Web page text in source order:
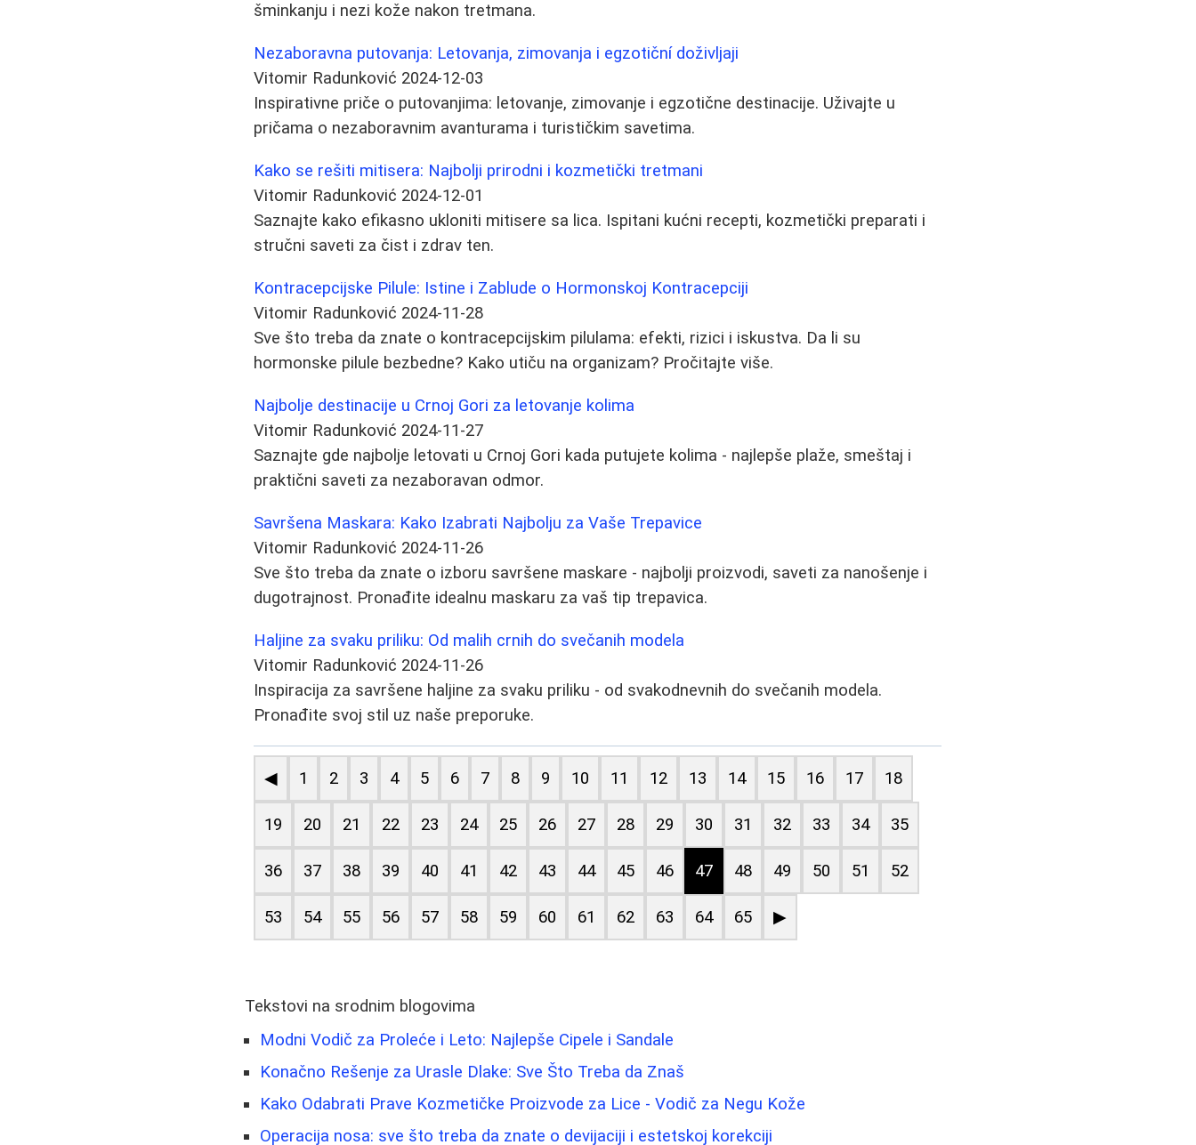
šminkanju i nezi kože nakon tretmana.
Nezaboravna putovanja: Letovanja, zimovanja i egzotiční doživljaji
Vitomir Radunković 2024-12-03
Inspirativne priče o putovanjima: letovanje, zimovanje i egzotične destinacije. Uživajte u
pričama o nezaboravnim avanturama i turističkim savetima.
Kako se rešiti mitisera: Najbolji prirodni i kozmetički tretmani
Vitomir Radunković 2024-12-01
Saznajte kako efikasno ukloniti mitisere sa lica. Ispitani kućni recepti, kozmetički preparati i
stručni saveti za čist i zdrav ten.
Kontracepcijske Pilule: Istine i Zablude o Hormonskoj Kontracepciji
Vitomir Radunković 2024-11-28
Sve što treba da znate o kontracepcijskim pilulama: efekti, rizici i iskustva. Da li su
hormonske pilule bezbedne? Kako utiču na organizam? Pročitajte više.
Najbolje destinacije u Crnoj Gori za letovanje kolima
Vitomir Radunković 2024-11-27
Saznajte gde najbolje letovati u Crnoj Gori kada putujete kolima - najlepše plaže, smeštaj i
praktični saveti za nezaboravan odmor.
Savršena Maskara: Kako Izabrati Najbolju za Vaše Trepavice
Vitomir Radunković 2024-11-26
Sve što treba da znate o izboru savršene maskare - najbolji proizvodi, saveti za nanošenje i
dugotrajnost. Pronađite idealnu maskaru za vaš tip trepavica.
Haljine za svaku priliku: Od malih crnih do svečanih modela
Vitomir Radunković 2024-11-26
Inspiracija za savršene haljine za svaku priliku - od svakodnevnih do svečanih modela.
Pronađite svoj stil uz naše preporuke.
◀ 1 2 3 4 5 6 7 8 9 10 11 12 13 14 15 16 17 18
19 20 21 22 23 24 25 26 27 28 29 30 31 32 33 34 35
36 37 38 39 40 41 42 43 44 45 46 47 48 49 50 51 52
53 54 55 56 57 58 59 60 61 62 63 64 65 ▶
Tekstovi na srodnim blogovima
Modni Vodič za Proleće i Leto: Najlepše Cipele i Sandale
Konačno Rešenje za Urasle Dlake: Sve Što Treba da Znaš
Kako Odabrati Prave Kozmetičke Proizvode za Lice - Vodič za Negu Kože
Operacija nosa: sve što treba da znate o devijaciji i estetskoj korekciji